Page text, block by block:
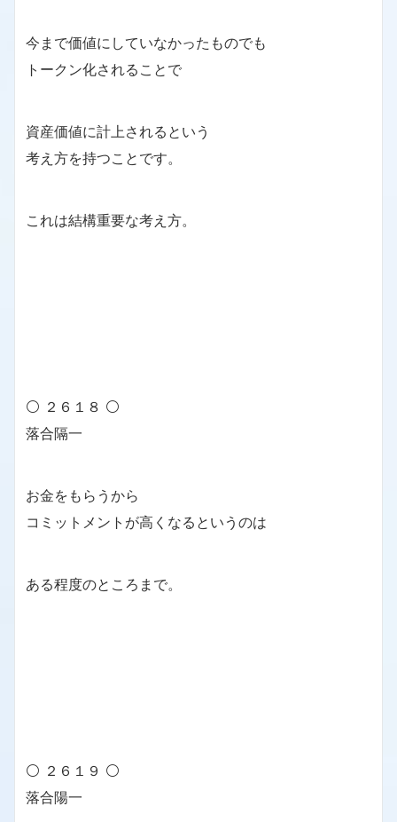
今まで価値にしていなかったものでも
トークン化されることで
資産価値に計上されるという
考え方を持つことです。
これは結構重要な考え方。
⚪ ２６１８ ⚪
落合隔一
お金をもらうから
コミットメントが高くなるというのは
ある程度のところまで。
⚪ ２６１９ ⚪
落合陽一